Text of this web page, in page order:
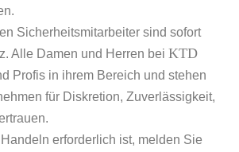
Sicherheitsmitarbeiter sind sofort
Alle Damen und Herren bei KTD
Profis in ihrem Bereich und stehen
für Diskretion, Zuverlässigkeit,
erforderlich ist, melden Sie